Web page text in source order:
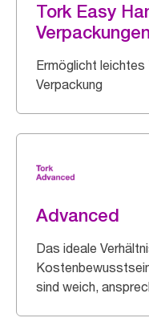
Tork Easy
Verpackungen
Ermöglicht leichtes
Verpackung
Advanced
Das ideale
sind weich,